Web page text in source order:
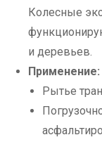
Колесные
и деревьев.
Применение:
Рытье